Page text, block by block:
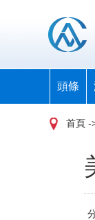
頭條
首頁 -